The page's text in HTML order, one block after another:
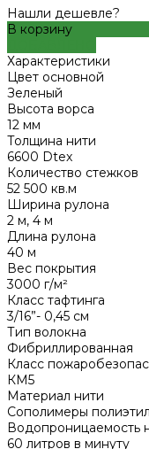
Нашли дешевле?
В корзину
Характеристики
Цвет основной
Зеленый
Высота ворса
12 мм
Толщина нити
6600 Dtex
Количество стежков
52 500 кв.м
Ширина рулона
2 м, 4 м
Длина рулона
40 м
Вес покрытия
3000 г/м²
Класс тафтинга
3/16”- 0,45 см
Тип волокна
Фибриллированная
Класс
КМ5
Материал нити
Сополимеры
Водопроницаемость
60 литров в минуту